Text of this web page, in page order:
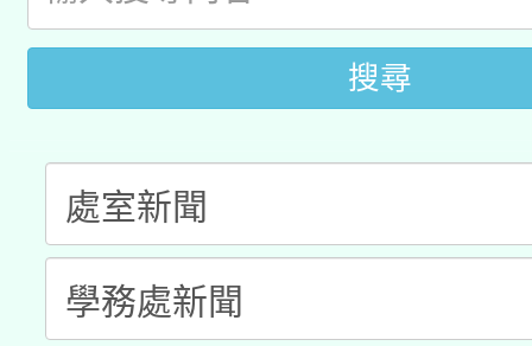
用水績優單位及節水達
桃園市孔廟祈福系列
開 智慧啟航」搜尋